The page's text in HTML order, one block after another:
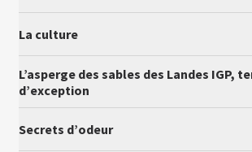
La culture
L’asperge des sables des Landes IGP,
d’exception
Secrets d’odeur